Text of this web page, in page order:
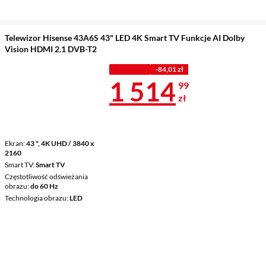
Telewizor Hisense 43A6S 43" LED 4K Smart TV Funkcje AI Dolby
Vision HDMI 2.1 DVB-T2
Ekran 43 ", 4K UHD / 3840 x
2160
Smart TV Smart TV
Częstotliwość odświeżania
obrazu do 60 Hz
Technologia obrazu LED
-84,01 zł
Cena 1
1 514 99
zł